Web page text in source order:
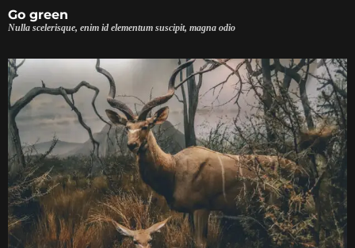
Go green
Nulla scelerisque, enim id elementum suscipit, magna odio